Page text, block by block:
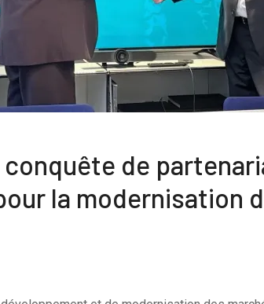
conquête de
la modernisation